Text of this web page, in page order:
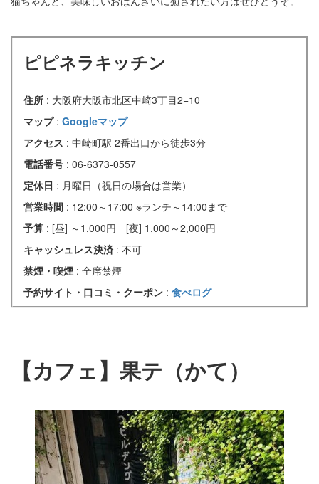
ピピネラキッチン
住所 : 大阪府大阪市北区中崎3丁目2−10
マップ : Googleマップ
アクセス : 中崎町駅 2番出口から徒歩3分
電話番号 : 06-6373-0557
定休日 : 月曜日（祝日の場合は営業）
営業時間 : 12:00～17:00 ※ランチ～14:00まで
予算 : [昼] ～1,000円 [夜] 1,000～2,000円
キャッシュレス決済 : 不可
禁煙・喫煙 : 全席禁煙
予約サイト・口コミ・クーポン : 食べログ
【カフェ】果テ（かて）